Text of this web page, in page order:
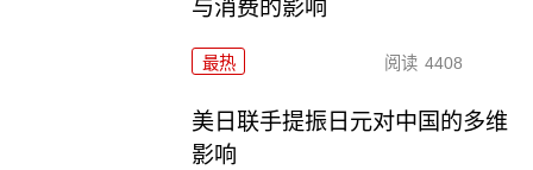
与消费的影响
最热 阅读 4408
美日联手提振日元对中国的多维
影响